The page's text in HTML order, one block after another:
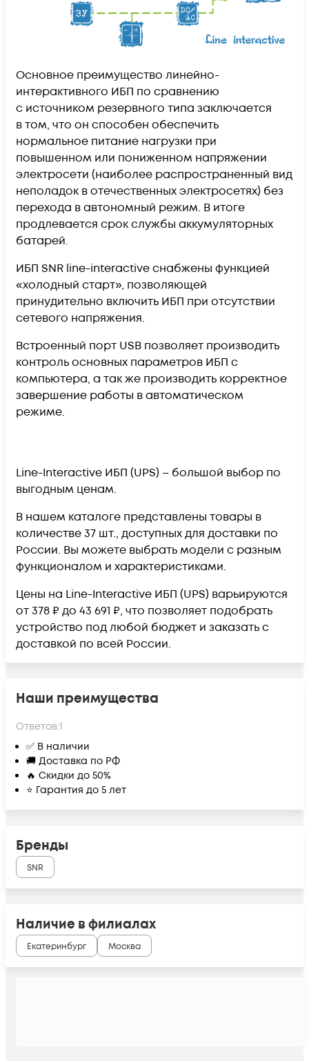
Основное преимущество линейно-
интерактивного ИБП по сравнению
с источником резервного типа заключается
в том, что он способен обеспечить
нормальное питание нагрузки при
повышенном или пониженном напряжении
электросети (наиболее распространенный вид
неполадок в отечественных электросетях) без
перехода в автономный режим. В итоге
продлевается срок службы аккумуляторных
батарей.
ИБП SNR line-interactive снабжены функцией
«холодный старт», позволяющей
принудительно включить ИБП при отсутствии
сетевого напряжения.
Встроенный порт USB позволяет производить
контроль основных параметров ИБП с
компьютера, а так же производить корректное
завершение работы в автоматическом
режиме.
Line-Interactive ИБП (UPS) – большой выбор по
выгодным ценам.
В нашем каталоге представлены товары в
количестве 37 шт., доступных для доставки по
России. Вы можете выбрать модели с разным
функционалом и характеристиками.
Цены на Line-Interactive ИБП (UPS) варьируются
от 378 ₽ до 43 691 ₽, что позволяет подобрать
устройство под любой бюджет и заказать с
доставкой по всей России.
Наши преимущества
Ответов:1
✅ В наличии
🚚 Доставка по РФ
🔥 Скидки до 50%
⭐ Гарантия до 5 лет
Бренды
SNR
Наличие в филиалах
Екатеринбург Москва